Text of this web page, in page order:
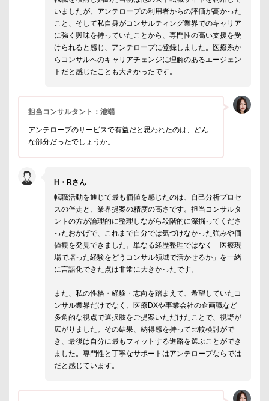
いましたが、アンテロープの利用者からの評価が高かった
こと、そして私自身がコンサルティング業界でのキャリア
に強く興味を持っていたことから、専門性の高い支援を受
けられると感じ、アンテロープに登録しました。医療系か
らコンサルへのキャリアチェンジに理解のあるエージェン
トだと感じたことも大きかったです。
担当コンサルタント：池端
アンテロープのサービスで有益だと思われたのは、どん
な部分だったでしょうか。
H・Rさん
転職活動を通じて最も価値を感じたのは、自己分析プロセ
スの伴走と、業界提案の精度の高さです。担当コンサルタ
ントの方が論理的に整理しながら段階的に深掘ってくださ
ったおかげで、これまで自分では気づけなかった強みや価
値観を発見できました。単なる経歴整理ではなく「医療現
場で培った経験をどうコンサル領域で活かせるか」を一緒
に言語化できた点は非常に大きかったです。
また、私の性格・経験・志向を踏まえて、希望していたコ
ンサル業界だけでなく、医療DXや事業会社の企画職など
多角的な視点で選択肢をご提案いただけたことで、視野が
広がりました。その結果、納得感を持って比較検討がで
き、最後は自分に最もフィットする進路を選ぶことができ
ました。専門性と丁寧なサポートはアンテロープならでは
だと感じています。